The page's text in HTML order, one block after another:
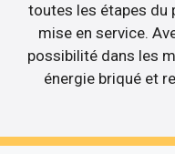
toutes les étapes du
mise en service.
possibilité dans les
énergie briqué et